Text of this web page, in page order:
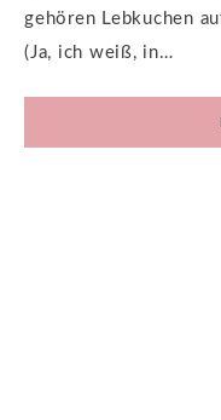
gehören Lebkuchen
(Ja, ich weiß, in…